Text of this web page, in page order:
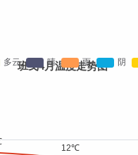
班戈4月温度走势图